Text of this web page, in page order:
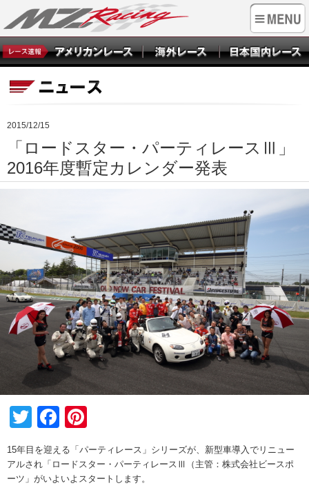
2015/12/15
「ロードスター・パーティレースⅢ」
2016年度暫定カレンダー発表
TwitterFacebook
15年目を迎える「パーティレース」シリーズが、新型車導入でリニュー
アルされ「ロードスター・パーティレースⅢ（主管：株式会社ビースポ
ーツ」がいよいよスタートします。